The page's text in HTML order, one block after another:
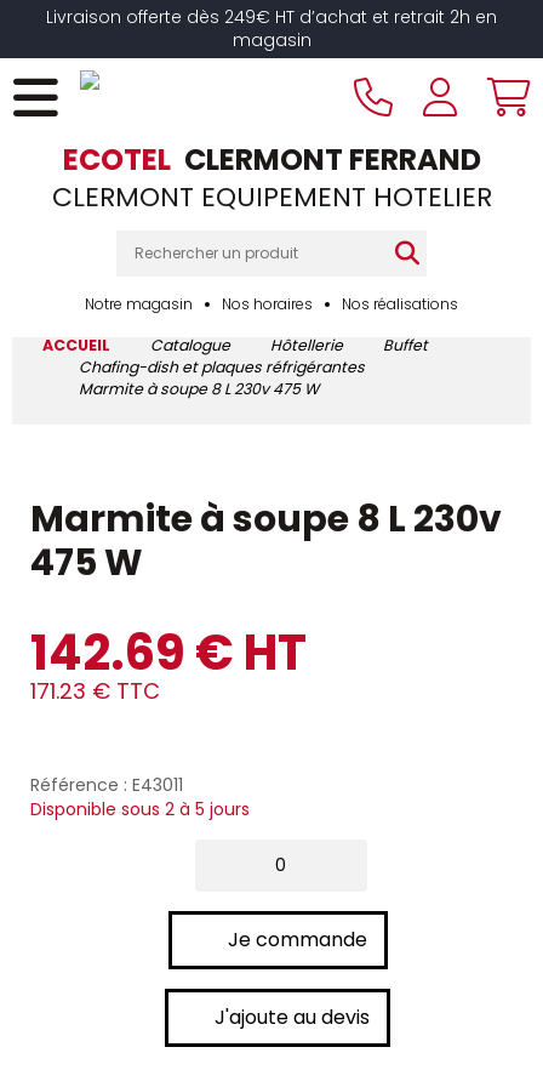
Livraison offerte dès 249€ HT d’achat et retrait 2h en
magasin
ECOTEL CLERMONT FERRAND
CLERMONT EQUIPEMENT HOTELIER
Notre magasin Nos horaires
Nos réalisations
ACCUEIL
Catalogue Hôtellerie
Buffet
Chafing-dish et plaques réfrigérantes
Marmite à soupe 8 L 230v 475 W
Marmite à soupe 8 L 230v
475 W
142.69 € HT
171.23 € TTC
Référence : E43011
Disponible sous 2 à 5 jours
Je commande
J'ajoute au devis